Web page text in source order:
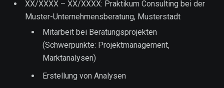
XX/XXXX – XX/XXXX: Praktikum Consulting bei der
Muster-Unternehmensberatung, Musterstadt
Mitarbeit bei Beratungsprojekten
(Schwerpunkte: Projektmanagement,
Marktanalysen)
Erstellung von Analysen